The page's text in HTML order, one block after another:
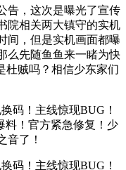
告，这次是曝光了宣传
院相关两大镇守的实机
间，但是实机画面都曝
么先随鱼鱼来一睹为快
杜贼吗？相信少东家们